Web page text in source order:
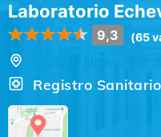
Laboratorio
9,3 (65
Registro